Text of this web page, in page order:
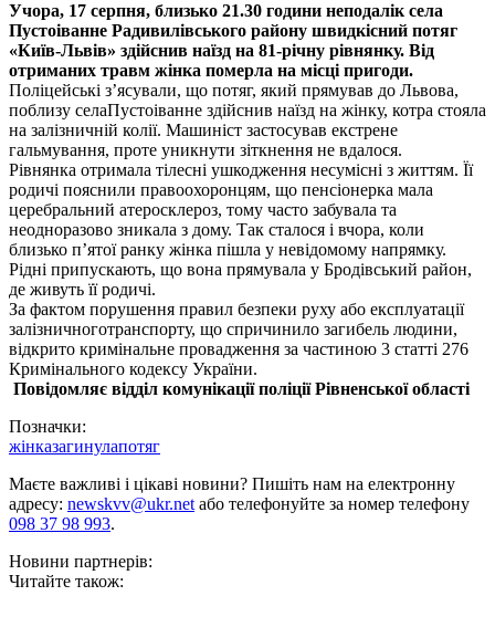
Учора, 17 серпня, близько 21.30 години неподалік села
Пустоіванне Радивилівського району швидкісний потяг
«Київ-Львів» здійснив наїзд на 81-річну рівнянку. Від
отриманих травм жінка померла на місці пригоди.
Поліцейські з’ясували, що потяг, який прямував до Львова,
поблизу селаПустоіванне здійснив наїзд на жінку, котра стояла
на залізничній колії. Машиніст застосував екстрене
гальмування, проте уникнути зіткнення не вдалося.
Рівнянка отримала тілесні ушкодження несумісні з життям. Її
родичі пояснили правоохоронцям, що пенсіонерка мала
церебральний атеросклероз, тому часто забувала та
неодноразово зникала з дому. Так сталося і вчора, коли
близько п’ятої ранку жінка пішла у невідомому напрямку.
Рідні припускають, що вона прямувала у Бродівський район,
де живуть її родичі.
За фактом порушення правил безпеки руху або експлуатації
залізничноготранспорту, що спричинило загибель людини,
відкрито кримінальне провадження за частиною 3 статті 276
Кримінального кодексу України.
Повідомляє відділ комунікації поліціїРівненської області
Позначки:
жінказагинулапотяг
Маєте важливі і цікаві новини? Пишіть нам на електронну
адресу: newskvv@ukr.netабо телефонуйте за номер телефону
098 37 98 993.
Новини партнерів:
Читайте також: